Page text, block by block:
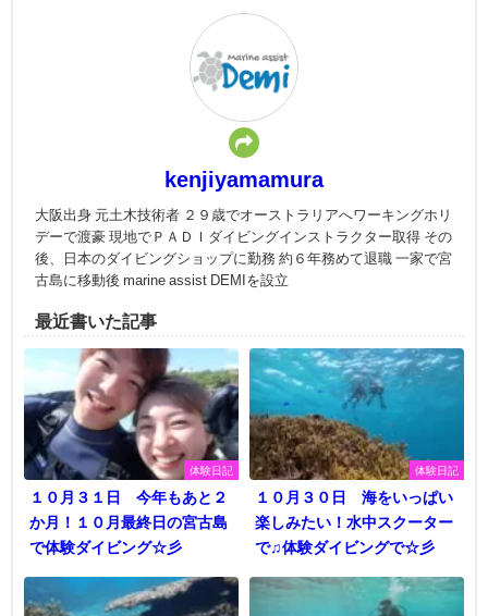
kenjiyamamura
大阪出身 元土木技術者 ２９歳でオーストラリアへワーキングホリ
デーで渡豪 現地でＰＡＤＩダイビングインストラクター取得 その
後、日本のダイビングショップに勤務 約６年務めて退職 一家で宮
古島に移動後 marine assist DEMIを設立
最近書いた記事
体験日記
１０月３１日 今年もあと２
か月！１０月最終日の宮古島
で体験ダイビング☆彡
体験日記
１０月３０日 海をいっぱい
楽しみたい！水中スクーター
で♫体験ダイビングで☆彡